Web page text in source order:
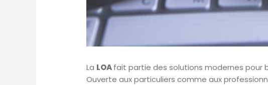
La LOAfait partie des solutions modernes pour
Ouverte aux particuliers comme aux